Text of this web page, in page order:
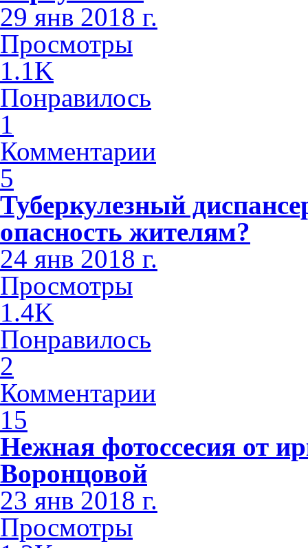
29 янв 2018 г.
Просмотры
1.1K
Понравилось
1
Комментарии
5
Туберкулезный
опасность жителям?
24 янв 2018 г.
Просмотры
1.4K
Понравилось
2
Комментарии
15
Нежная фотоссесия от
Воронцовой
23 янв 2018 г.
Просмотры